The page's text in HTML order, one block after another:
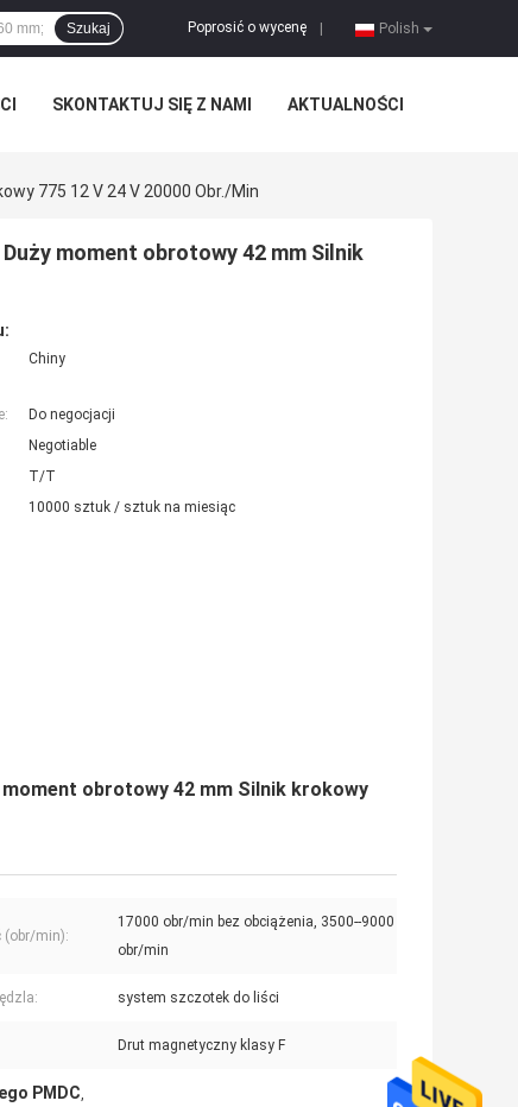
Polish
Poprosić o wycenę
Szukaj
SKONTAKTUJ SIĘ Z NAMI AKTUALNOŚCI
775 12 V 24 V 20000 Obr./min
moment obrotowy 42 mm Silnik
Chiny
Do negocjacji
Negotiable
T/T
10000 sztuk / sztuk na miesiąc
obrotowy 42 mm Silnik krokowy
(obr/min):
17000 obr/min bez obciążenia, 3500--9000
obr/min
system szczotek do liści
Drut magnetyczny klasy F
PMDC,